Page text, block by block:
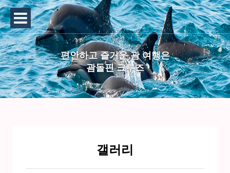
편안하고 즐거운 괌 여행은
괌돌핀 크루즈
갤러리